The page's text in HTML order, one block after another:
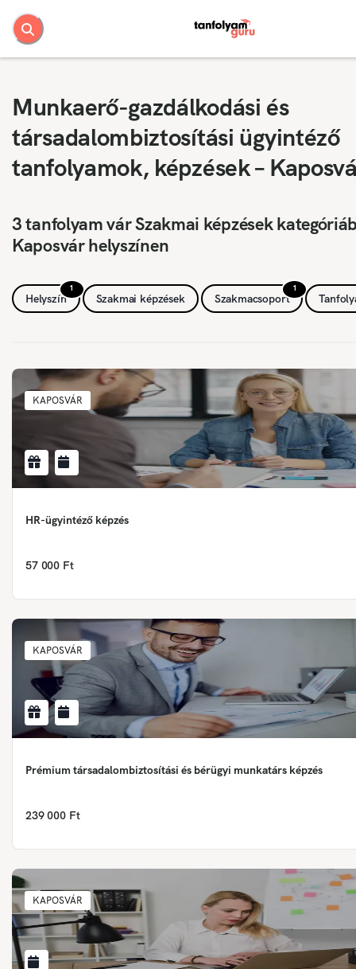
Munkaerő-gazdálkodási és
társadalombiztosítási ügyintéző
tanfolyamok, képzések –
3 tanfolyam vár Szakmai képzések
Kaposvár helyszínen
1
Helyszín Szakmai képzések
1
Szakmacsoport
KAPOSVÁR
HR-ügyintéző képzés
57 000 Ft
KAPOSVÁR
Prémium társadalombiztosítási és bérügyi munkatárs képzés
239 000 Ft
KAPOSVÁR